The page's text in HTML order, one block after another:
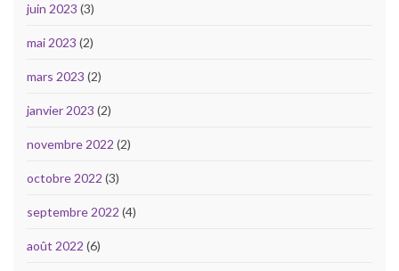
juin 2023 (3)
mai 2023 (2)
mars 2023 (2)
janvier 2023 (2)
novembre 2022 (2)
octobre 2022 (3)
septembre 2022 (4)
août 2022 (6)